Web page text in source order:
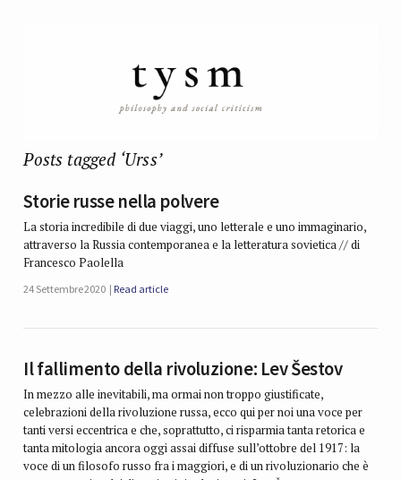
Posts tagged ‘Urss’
Storie russe nella polvere
La storia incredibile di due viaggi, uno letterale e uno immaginario,
attraverso la Russia contemporanea e la letteratura sovietica // di
Francesco Paolella
24 Settembre 2020 Read article
Il fallimento della rivoluzione: Lev Šestov
In mezzo alle inevitabili, ma ormai non troppo giustificate,
celebrazioni della rivoluzione russa, ecco qui per noi una voce per
tanti versi eccentrica e che, soprattutto, ci risparmia tanta retorica e
tanta mitologia ancora oggi assai diffuse sull’ottobre del 1917: la
voce di un filosofo russo fra i maggiori, e di un rivoluzionario che è